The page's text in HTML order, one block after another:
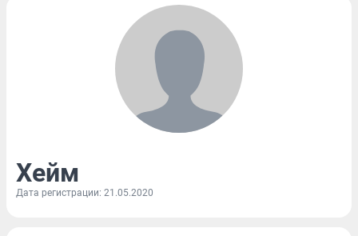
Хейм
Дата регистрации: 21.05.2020